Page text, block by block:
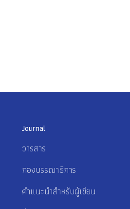
Journal
วารสาร
กองบรรณาธิการ
คำแนะนำสำหรับผู้เขียน